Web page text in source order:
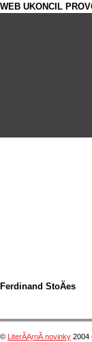
WEB UKONCIL
Ferdinand StoÄes
© LiterĂĄrnĂ­ novinky 2004